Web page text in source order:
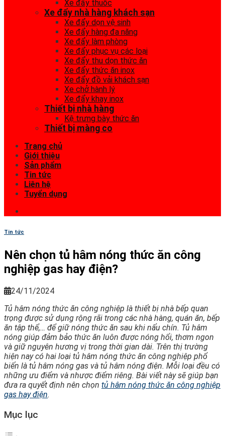
Xe đẩy thuốc
Xe đẩy nhà hàng khách sạn
Xe đẩy dọn vệ sinh
Xe đẩy hàng đa năng
Xe đẩy làm phòng
Xe đẩy phục vụ các loại
Xe đẩy thu dọn thức ăn
Xe đẩy thức ăn inox
Xe đẩy đồ vải khách sạn
Xe chở hành lý
Xe đẩy khay inox
Thiết bị nhà hàng
Kệ trưng bày thức ăn
Thiết bị màng co
Trang chủ
Giới thiệu
Sản phẩm
Tin tức
Liên hệ
Tuyển dụng
Tin tức
Nên chọn tủ hâm nóng thức ăn công
nghiệp gas hay điện?
24/11/2024
Tủ hâm nóng thức ăn công nghiệp là thiết bị nhà bếp quan
trọng được sử dụng rộng rãi trong các nhà hàng, quán ăn, bếp
ăn tập thể,… để giữ nóng thức ăn sau khi nấu chín. Tủ hâm
nóng giúp đảm bảo thức ăn luôn được nóng hổi, thơm ngon
và giữ nguyên hương vị trong thời gian dài. Trên thị trường
hiện nay có hai loại tủ hâm nóng thức ăn công nghiệp phổ
biến là tủ hâm nóng gas và tủ hâm nóng điện. Mỗi loại đều có
những ưu điểm và nhược điểm riêng. Bài viết này sẽ giúp bạn
đưa ra quyết định nên chọn tủ hâm nóng thức ăn công nghiệp
gas hay điện.
Mục lục